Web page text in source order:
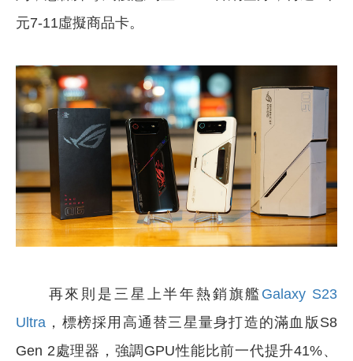
元7-11虛擬商品卡。
再來則是三星上半年熱銷旗艦 Galaxy S23
Ultra ，標榜採用高通替三星量身打造的滿血版S8
Gen 2處理器，強調GPU性能比前一代提升41%、